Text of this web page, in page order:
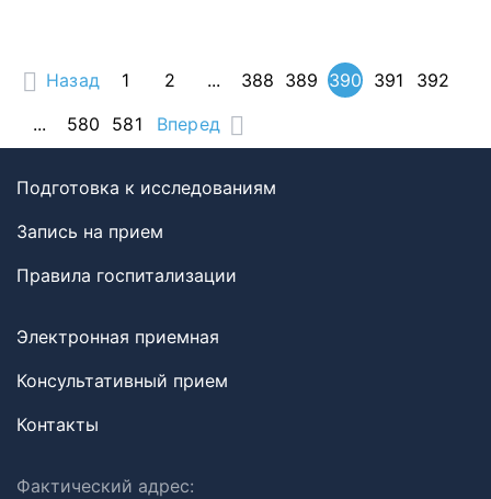
Назад 1 2 ... 388 389 390 391
392
...
580 581 Вперед
Подготовка к исследованиям
Запись на прием
Правила госпитализации
Электронная приемная
Консультативный прием
Контакты
Фактический адрес: